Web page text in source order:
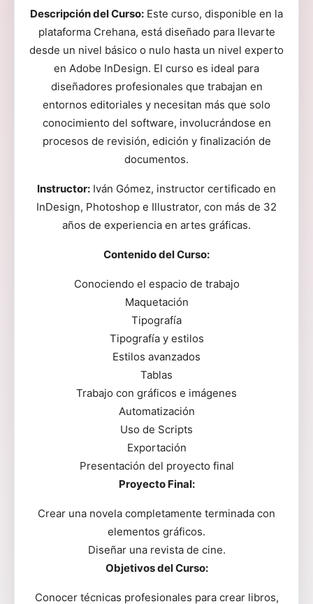
Descripción del Curso: Este curso, disponible en la
plataforma Crehana, está diseñado para llevarte
desde un nivel básico o nulo hasta un nivel experto
en Adobe InDesign. El curso es ideal para
diseñadores profesionales que trabajan en
entornos editoriales y necesitan más que solo
conocimiento del software, involucrándose en
procesos de revisión, edición y finalización de
documentos.
Instructor: Iván Gómez, instructor certificado en
InDesign, Photoshop e Illustrator, con más de 32
años de experiencia en artes gráficas.
Contenido del Curso:
Conociendo el espacio de trabajo
Maquetación
Tipografía
Tipografía y estilos
Estilos avanzados
Tablas
Trabajo con gráficos e imágenes
Automatización
Uso de Scripts
Exportación
Presentación del proyecto final
Proyecto Final:
Crear una novela completamente terminada con
elementos gráficos.
Diseñar una revista de cine.
Objetivos del Curso:
Conocer técnicas profesionales para crear libros,